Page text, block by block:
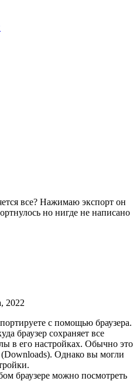
все? Нажимаю экспорт он
но нигде не написано
2022
с помощью браузера.
браузер сохраняет все
в его настройках. Обычно это
Однако вы могли
браузере можно посмотреть